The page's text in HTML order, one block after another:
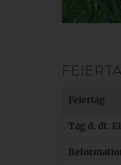
Feiertag
Tag d. dt.